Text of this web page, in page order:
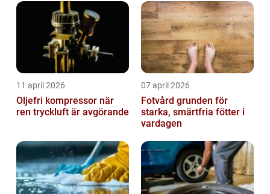
11 april 2026
Oljefri kompressor när
ren tryckluft är avgörande
07 april 2026
Fotvård grunden för
starka, smärtfria fötter i
vardagen